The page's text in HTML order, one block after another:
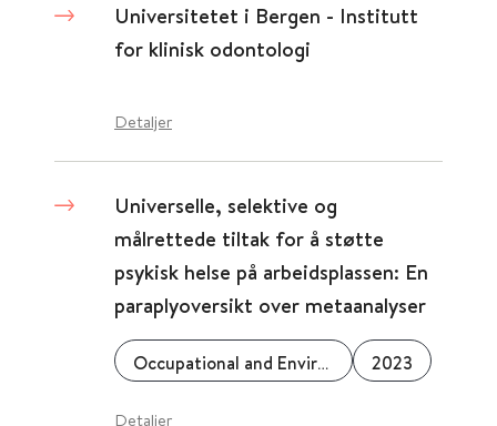
Universitetet i Bergen - Institutt
for klinisk odontologi
Detaljer
Universelle, selektive og
målrettede tiltak for å støtte
psykisk helse på arbeidsplassen: En
paraplyoversikt over metaanalyser
Occupational and Environmental Medicine 2023
Detaljer